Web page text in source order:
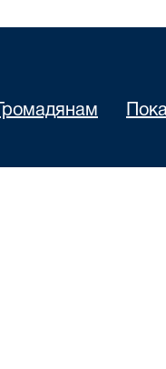
Громадянам